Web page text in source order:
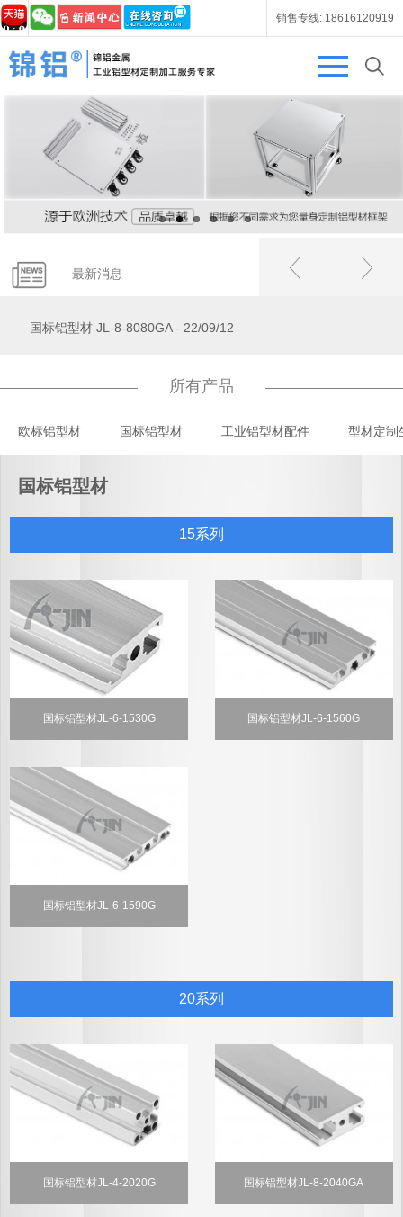
销售专线: 18616120919
最新消息
国标铝型材 JL-8-8840GB - 22/09/12
国标铝型材 JL-8-8840GA - 22/09/12
国标铝型材 JL-8-8080GA - 22/09/12
国标铝型材JL-6-6060GR - 22/09/12
国标铝型材JL-6-6060G - 22/09/12
国标铝型材JL-8-4080GB - 22/09/12
国标铝型材JL-8-4060G - 22/09/12
国标铝型材JL-8-4040GL - 22/09/12
国标铝型材JL-8-4040GA - 22/09/12
所有产品
欧标铝型材 国标铝型材 工业铝型材配件 型材定制
国标铝型材
15系列
国标铝型材JL-6-1530G 国标铝型材JL-6-1560G
国标铝型材JL-6-1590G
20系列
国标铝型材JL-4-2020G 国标铝型材JL-8-2040GA